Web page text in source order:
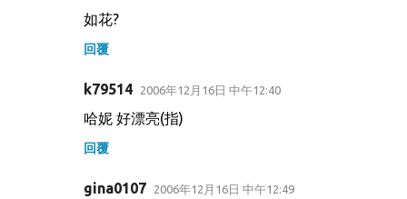
如花?
回覆
k79514 2006年12月16日 中午12:40
哈妮 好漂亮(指)
回覆
gina0107 2006年12月16日 中午12:49